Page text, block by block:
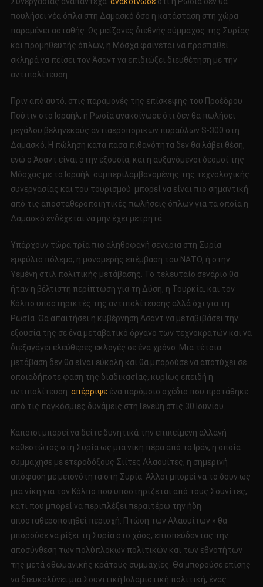
πουλήσει νέα όπλα στη Δαμασκό όσο η κατάσταση στη χώρα
παραμένει ασταθής. Ως μείζονες διεθνής σύμμαχος της Συρίας
και προμηθευτής όπλων, η Μόσχα φαίνεται να προσπαθεί
σκληρά να πείσει τον Άσαντ να επιδιώξει διευθέτηση με την
αντιπολίτευση.
Πριν από αυτό, στις παραμονές της επίσκεψης του Προέδρου
Πούτιν στο Ισραήλ, η Ρωσία ανακοίνωσε ότι δεν θα πωλήσει
μεγάλου βεληνεκούς αντιαεροπορικών πυραύλων S-300 στη
Δαμασκό. Η πώληση κατά πάσα πιθανότητα δεν θα λάβει θέση,
ενώ ο Άσαντ είναι στην εξουσία, και η αυξανόμενοι δεσμοί της
Μόσχας με το Ισραήλ συμπεριλαμβανομένης της τεχνολογικής
συνεργασίας και του τουρισμού μπορεί να είναι πιο σημαντική
από τις αποσταθεροποιητικές πωλήσεις όπλων για τα οποία η
Δαμασκό ενδέχεται να μην έχει μετρητά.
Υπάρχουν τώρα τρία πιο αληθοφανή σενάρια στη Συρία:
εμφύλιο πόλεμο, η μονομερής επέμβαση του ΝΑΤΟ, ή στην
Υεμένη στιλ πολιτικής μετάβασης. Το τελευταίο σενάριο θα
ήταν η βέλτιστη περίπτωση για τη Δύση, η Τουρκία, και τον
Κόλπο υποστηρικτές της αντιπολίτευσης αλλά όχι για τη
Ρωσία. Θα απαιτήσει η κυβέρνηση Άσαντ να μεταβιβάσει την
εξουσία της σε ένα μεταβατικό όργανο των τεχνοκρατών και να
διεξαγάγει ελεύθερες εκλογές σε ένα χρόνο. Μια τέτοια
μετάβαση δεν θα είναι εύκολη και θα μπορούσε να αποτύχει σε
οποιαδήποτε φάση της διαδικασίας, κυρίως επειδή η
αντιπολίτευση απέρριψεένα παρόμοιο σχέδιο που προτάθηκε
από τις παγκόσμιες δυνάμεις στη Γενεύη στις 30 Ιουνίου.
Κάποιοι μπορεί να δείτε δυνητικά την επικείμενη αλλαγή
καθεστώτος στη Συρία ως μια νίκη πέρα από το Ιράν, η οποία
συμμάχησε με ετεροδόξους Σιίτες Αλαουίτες, η σημερινή
απόφαση με μειονότητα στη Συρία. Άλλοι μπορεί να το δουν ως
μια νίκη για τον Κόλπο που υποστηρίζεται από τους Σουνίτες,
κάτι που μπορεί να περιπλέξει περαιτέρω την ήδη
αποσταθεροποιηθεί περιοχή. Πτώση των Αλαουίτων » θα
μπορούσε να ρίξει τη Συρία στο χάος, επισπεύδοντας την
αποσύνθεση των πολύπλοκων πολιτικών και των εθνοτήτων
της μετά οθωμανικής κράτους συμμαχίες. Θα μπορούσε επίσης
να διευκολύνει μια Σουνιτική Ισλαμιστική πολιτική, ένας